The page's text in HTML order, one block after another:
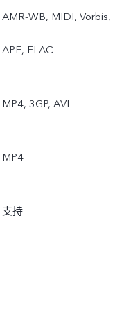
AMR-WB, MIDI, Vorbis,
APE, FLAC
MP4, 3GP, AVI
MP4
支持